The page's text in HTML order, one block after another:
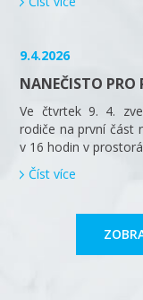
9.4.2026
NANEČISTO PRO
Ve čtvrtek 9. 4.
rodiče na první část
v 16 hodin v
Číst více